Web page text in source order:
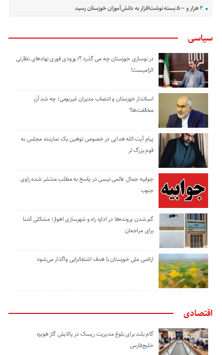
۲ هزار و ۵۰۰ بسته نوشت‌افزار به دانش‌آموزان خوزستان رسید
سیاسی
در نوسازی خوزستان چه می گذرد ؟/ ورودی فوری نهادهای نظارتی
الزامیست!
استاندار خوزستان و انتصاب مدیران غیربومی؛ چه شد آن
مخالفت‌ها؟
پیام آیت الله هدایی در خصوص توهین یک نماینده مجلس به
قوم بزرگ لر
جوابیه جمال عالمی نیسی در پاسخ به مطلب منتشر شده راوی
جنوب
گم شدن پرونده‌ها در اداره راه و شهرسازی اهواز؛ مشکلی آشنا
برای مراجعان
اراضی ملی خوزستان با هدف اشتغالزایی واگذار می‌شود
اقتصادی
گام بلند برای بلوغ مدیریت ریسک در پالایش گاز هویزه
خلیج‌فارس